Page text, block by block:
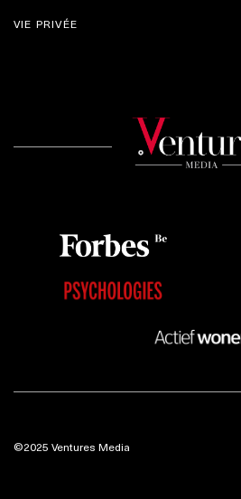
VIE PRIVÉE
©2025 Ventures Media